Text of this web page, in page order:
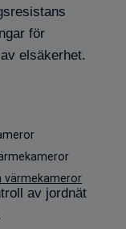
värmekameror
för
elsäkerhet.
av jordnät